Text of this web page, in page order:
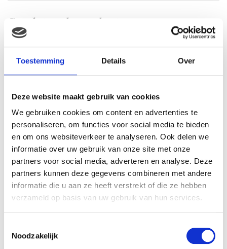
Toestemming Details Over
Deze website maakt gebruik van cookies
We gebruiken cookies om content en advertenties te
personaliseren, om functies voor social media te bieden
en om ons websiteverkeer te analyseren. Ook delen we
informatie over uw gebruik van onze site met onze
partners voor social media, adverteren en analyse. Deze
partners kunnen deze gegevens combineren met andere
informatie die u aan ze heeft verstrekt of die ze hebben
verzameld op basis van uw gebruik van hun services.
Noodzakelijk
Gerelateerde producten
Vdm Paard in handtasje
15cm wit
20.75
Disney Minnie mouse love